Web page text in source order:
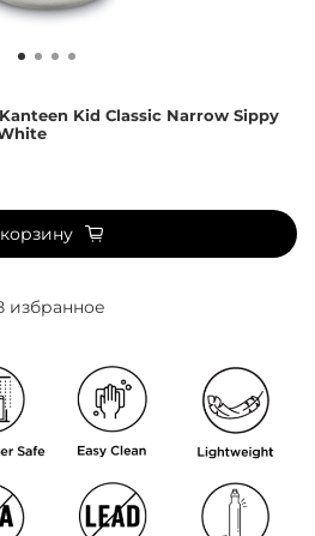
Kid Classic Narrow Sippy
избранное